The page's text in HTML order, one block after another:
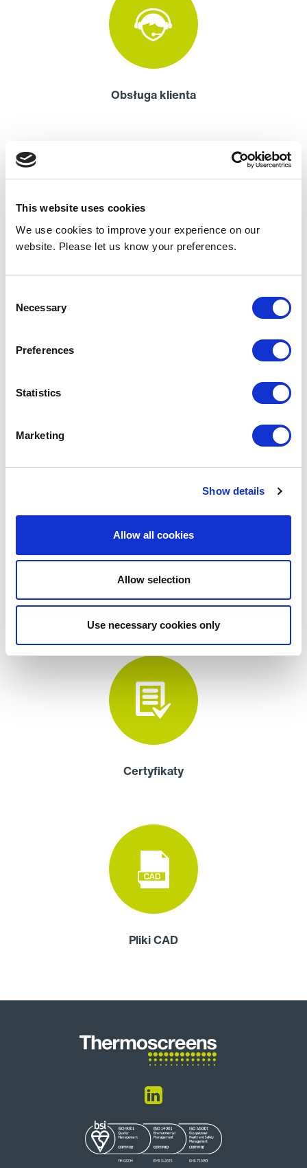
This website uses cookies
We use cookies to improve your experience on our
website. Please let us know your preferences.
Selection
Necessary
Preferences
Statistics
Marketing
Show details
Allow all cookies
Allow selection
Use necessary cookies only
Obsługa klienta
Rysunki techniczne
Certyfikaty
Pliki CAD